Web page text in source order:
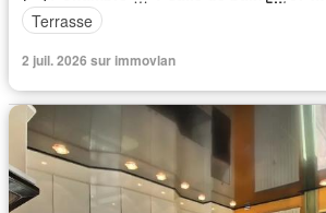
Terrasse
2 juil. 2026 sur immovlan